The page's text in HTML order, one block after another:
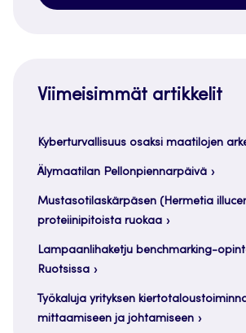
Viimeisimmät artikkelit
Kyberturvallisuus osaksi maatilojen
Älymaatilan Pellonpiennarpäivä
Mustasotilaskärpäsen (Hermetia
proteiinipitoista ruokaa
Lampaanlihaketju benchmarking-
Ruotsissa
Työkaluja yrityksen
mittaamiseen ja johtamiseen